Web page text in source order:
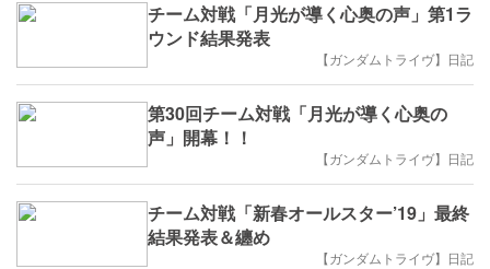
チーム対戦「月光が導く心奥の声」第1ラ
ウンド結果発表
【ガンダムトライヴ】日記
第30回チーム対戦「月光が導く心奥の
声」開幕！！
【ガンダムトライヴ】日記
チーム対戦「新春オールスター’19」最終
結果発表＆纏め
【ガンダムトライヴ】日記